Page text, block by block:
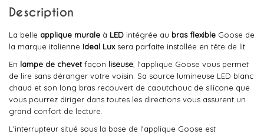
Description
La belle applique murale à LED intégrée au bras flexible Goose de
la marque italienne Ideal Luxsera parfaite installée en tête de lit.
En lampe de chevetfaçon liseuse , l'applique Goose vous permet
de lire sans déranger votre voisin. Sa source lumineuse LED blanc
chaud et son long bras recouvert de caoutchouc de silicone que
vous pourrez diriger dans toutes les directions vous assurent un
grand confort de lecture.
L'interrupteur situé sous la base de l'applique Goose est